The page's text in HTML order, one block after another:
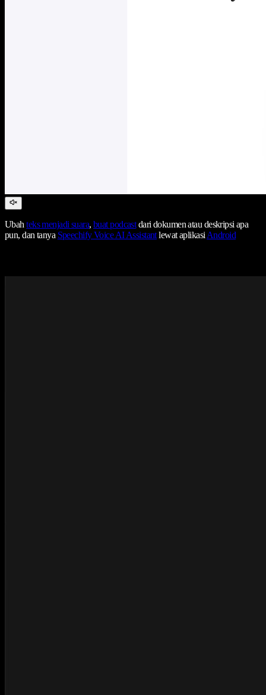
Ubahteks menjadi suara,buat podcastdari dokumen atau deskripsi apa
pun, dan tanya Speechify Voice AI Assistantlewat aplikasiAndroid